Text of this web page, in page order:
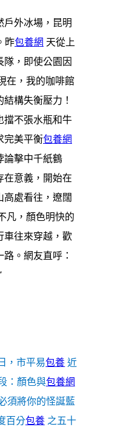
戶外冰場，昆明
昨包養網 天從上
隊，即使公園因
在，我的咖啡館
構失衡壓力！
擋不張水瓶和牛
完美平衡包養網
論擊中千紙鶴
在意義，開始在
高處看往，遼闊
凡，顏色明快的
車往來穿越，歡
。網友直呼：
，市平易包養 近
：顏色與包養網
須將你的怪誕藍
百分包養之五十